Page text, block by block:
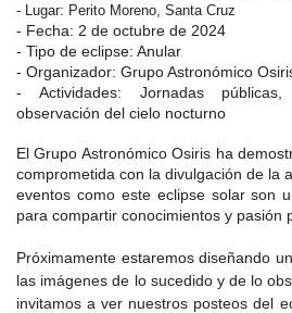
- Lugar: Perito Moreno, Santa Cruz
- Fecha: 2 de octubre de 2024
- Tipo de eclipse: Anular
- Organizador: Grupo Astronómico
- Actividades: Jornadas
observación del cielo nocturno
El Grupo Astronómico Osiris ha
comprometida con la divulgación de la
eventos como este eclipse solar son
para compartir conocimientos y pasión
Próximamente estaremos diseñando
las imágenes de lo sucedido y de lo
invitamos a ver nuestros posteos del